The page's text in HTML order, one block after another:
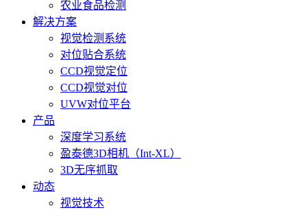
农业食品检测
解决方案
视觉检测系统
对位贴合系统
CCD视觉定位
CCD视觉对位
UVW对位平台
产品
深度学习系统
盈泰德3D相机（Int-XL）
3D无序抓取
动态
视觉技术